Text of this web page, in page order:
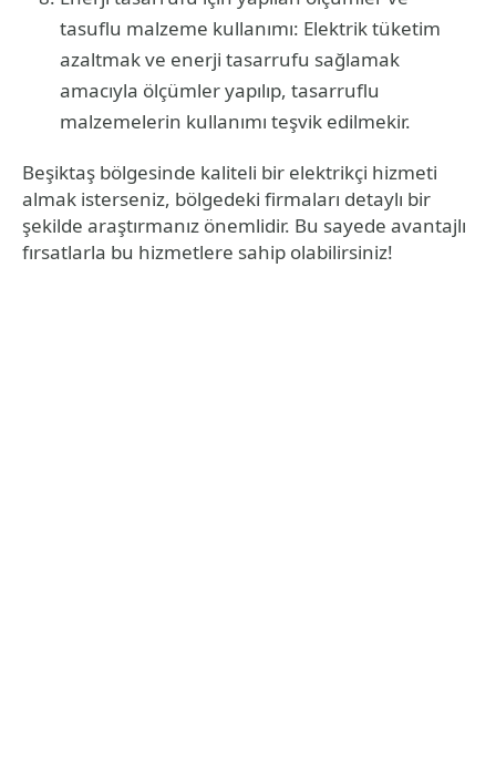
tasuflu malzeme kullanımı: Elektrik tüketim
azaltmak ve enerji tasarrufu sağlamak
amacıyla ölçümler yapılıp, tasarruflu
malzemelerin kullanımı teşvik edilmekir.
Beşiktaş bölgesinde kaliteli bir elektrikçi hizmeti
almak isterseniz, bölgedeki firmaları detaylı bir
şekilde araştırmanız önemlidir. Bu sayede avantajlı
fırsatlarla bu hizmetlere sahip olabilirsiniz!